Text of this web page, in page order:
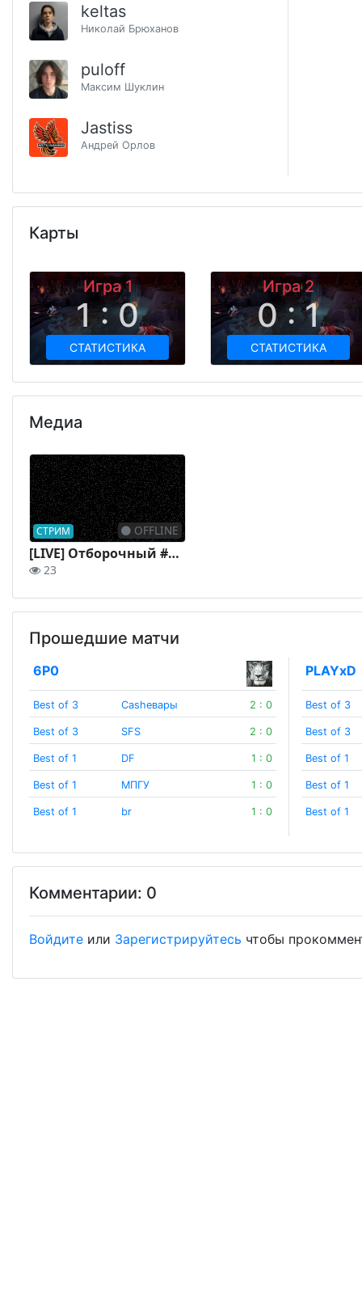
keltas
Николай Брюханов
puloff
Максим Шуклин
Jastiss
Андрей Орлов
Карты
Игра 1
1 : 0
СТАТИСТИКА
Игра 2
0 : 1
СТАТИСТИКА
Медиа
СТРИМ OFFLINE
[LIVE] Отборочный #5 | День 2 | Кубок Dota 2 "Сила Единства" | by oldgenius & @green_knight_channel
23
Прошедшие матчи
6P0
Best of 3 Сashевары 2 : 0
Best of 3 SFS 2 : 0
Best of 1 DF 1 : 0
Best of 1 МПГУ 1 : 0
Best of 1 br 1 : 0
PLAYxD
Best of 3
Best of 3
Best of 1
Best of 1
Best of 1
Комментарии: 0
Войдите или Зарегистрируйтесь чтобы